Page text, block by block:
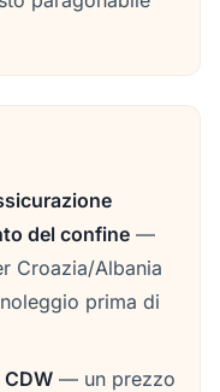
del confine —
Croazia/Albania
prima di
— un prezzo